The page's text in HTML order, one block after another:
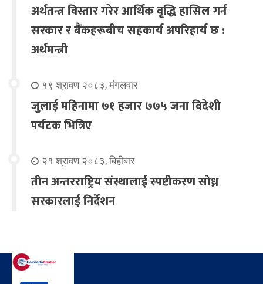
अर्थतन्त्र विस्तार गरेर आर्थिक वृद्धि हासिल गर्न
सरकार र बैंकहरूबीच सहकार्य अपरिहार्य छ :
अर्थमन्त्री
१९ श्रावण २०८३, मंगलवार
जुलाई महिनामा ७१ हजार ७७५ जना विदेशी
पर्यटक भित्रिए
२१ श्रावण २०८३, बिहीबार
तीन अन्तरराष्ट्रिय संस्थालाई स्पष्टीकरण सोध्न
सरकारलाई निर्देशन